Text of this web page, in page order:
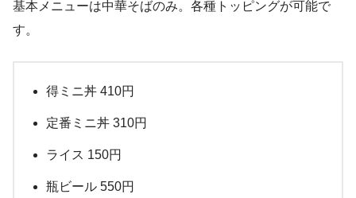
基本メニューは中華そばのみ。各種トッピングが可能で
す。
得ミニ丼 410円
定番ミニ丼 310円
ライス 150円
瓶ビール 550円